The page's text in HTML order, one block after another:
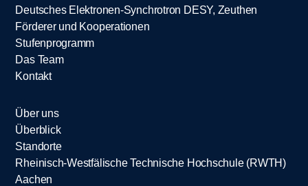
Deutsches Elektronen-Synchrotron DESY, Zeuthen
Förderer und Kooperationen
Stufenprogramm
Das Team
Kontakt
Über uns
Überblick
Standorte
Rheinisch-Westfälische Technische Hochschule (RWTH)
Aachen